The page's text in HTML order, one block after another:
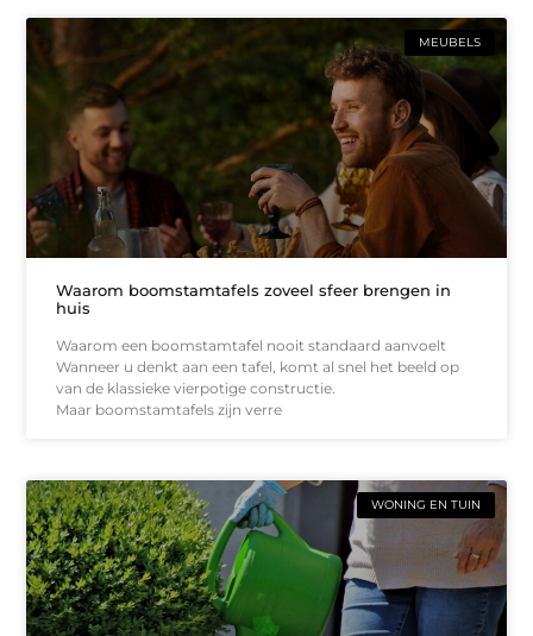
MEUBELS
Waarom boomstamtafels zoveel sfeer brengen in
huis
Waarom een boomstamtafel nooit standaard aanvoelt
Wanneer u denkt aan een tafel, komt al snel het beeld op
van de klassieke vierpotige constructie.
Maar boomstamtafels zijn verre
WONING EN TUIN